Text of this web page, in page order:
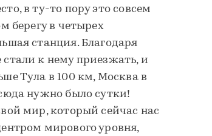
в ту-то пору это совсем
берегу в четырех
станция. Благодаря
к нему приезжать, и
Тула в 100 км, Москва в
нужно было сутки!
мир, который сейчас нас
мирового уровня,